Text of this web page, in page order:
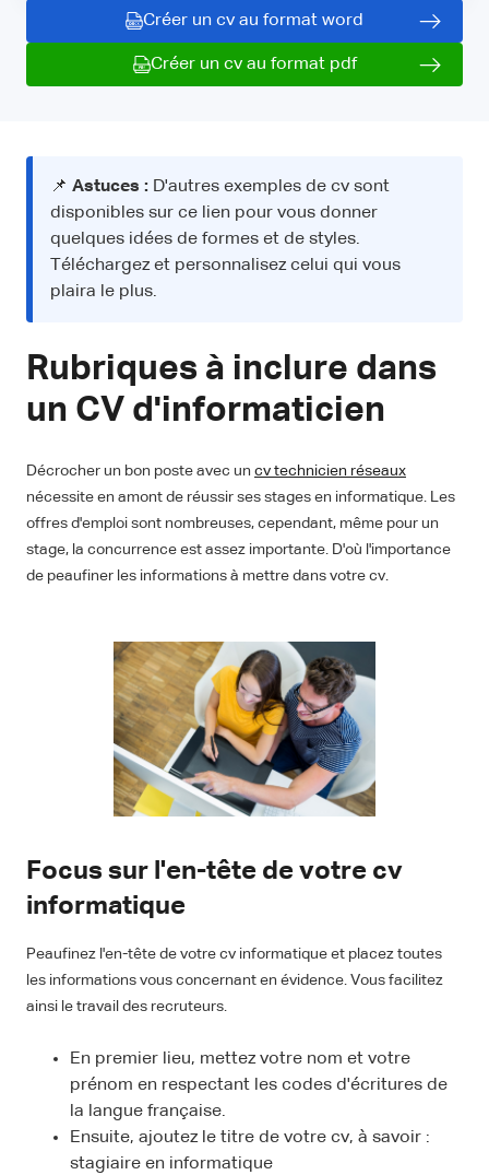
Créer un cv au format word
Créer un cv au format pdf
📌 Astuces : D'autres exemples de cv sont
disponibles sur ce lien pour vous donner
quelques idées de formes et de styles.
Téléchargez et personnalisez celui qui vous
plaira le plus.
Rubriques à inclure dans
un CV d'informaticien
Décrocher un bon poste avec un cv technicien réseaux
nécessite en amont de réussir ses stages en informatique. Les
offres d'emploi sont nombreuses, cependant, même pour un
stage, la concurrence est assez importante. D'où l'importance
de peaufiner les informations à mettre dans votre cv.
Focus sur l'en-tête de votre cv
informatique
Peaufinez l'en-tête de votre cv informatique et placez toutes
les informations vous concernant en évidence. Vous facilitez
ainsi le travail des recruteurs.
En premier lieu, mettez votre nom et votre
prénom en respectant les codes d'écritures de
la langue française.
Ensuite, ajoutez le titre de votre cv, à savoir :
stagiaire en informatique